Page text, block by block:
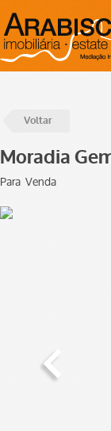
Voltar
Moradia
Para Venda